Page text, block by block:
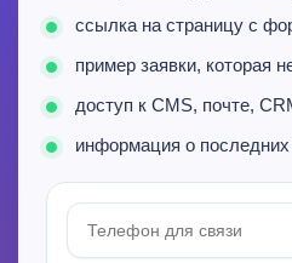
ссылка на страницу с
пример заявки, которая
доступ к CMS, почте,
информация о последних